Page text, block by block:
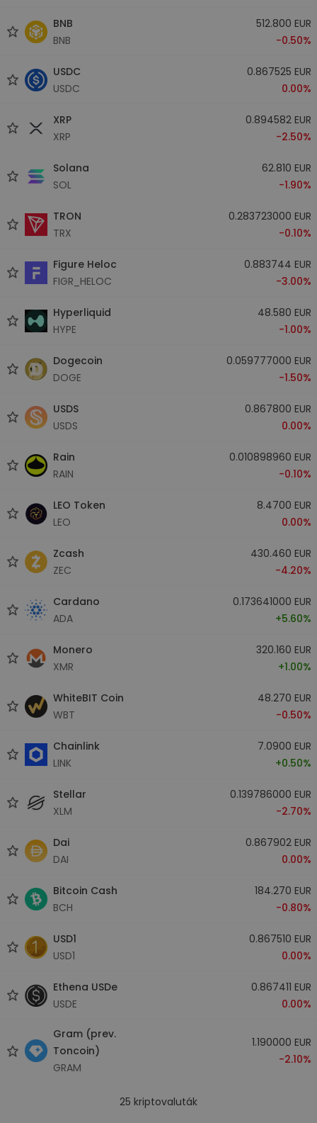
BNB
BNB
512.800 EUR
-0.50%
USDC
USDC
0.867525 EUR
0.00%
XRP
XRP
0.894582 EUR
-2.50%
Solana
SOL
62.810 EUR
-1.90%
TRON
TRX
0.283723000 EUR
-0.10%
Figure Heloc
FIGR_HELOC
0.883744 EUR
-3.00%
Hyperliquid
HYPE
48.580 EUR
-1.00%
Dogecoin
DOGE
0.059777000 EUR
-1.50%
USDS
USDS
0.867800 EUR
0.00%
Rain
RAIN
0.010898960 EUR
-0.10%
LEO Token
LEO
8.4700 EUR
0.00%
Zcash
ZEC
430.460 EUR
-4.20%
Cardano
ADA
0.173641000 EUR
+5.60%
Monero
XMR
320.160 EUR
+1.00%
WhiteBIT Coin
WBT
48.270 EUR
-0.50%
Chainlink
LINK
7.0900 EUR
+0.50%
Stellar
XLM
0.139786000 EUR
-2.70%
Dai
DAI
0.867902 EUR
0.00%
Bitcoin Cash
BCH
184.270 EUR
-0.80%
USD1
USD1
0.867510 EUR
0.00%
Ethena USDe
USDE
0.867411 EUR
0.00%
Gram (prev.
Toncoin)
GRAM
1.190000 EUR
-2.10%
25 kriptovaluták